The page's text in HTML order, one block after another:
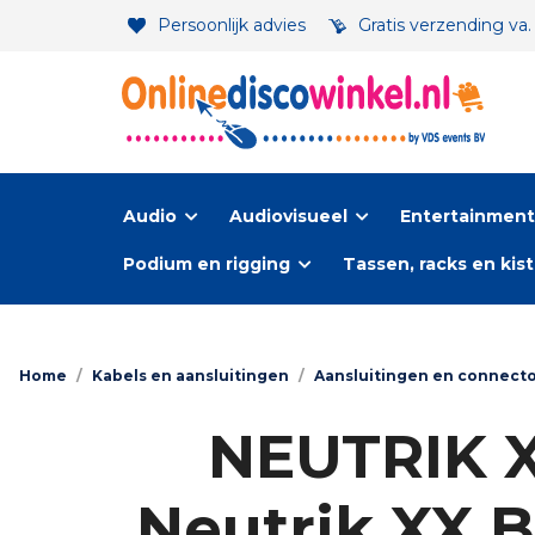
Persoonlijk advies Gratis verzending
Audio Audiovisueel
Podium en rigging Tassen, racks en
Home / Kabels en aansluitingen / Aansluitingen en
NEUTRIK